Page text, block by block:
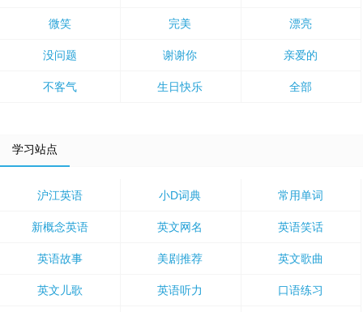
微笑 完美 漂亮
没问题 谢谢你 亲爱的
不客气 生日快乐 全部
学习站点
沪江英语 小D词典 常用单词
新概念英语 英文网名 英语笑话
英语故事 美剧推荐 英文歌曲
英文儿歌 英语听力 口语练习